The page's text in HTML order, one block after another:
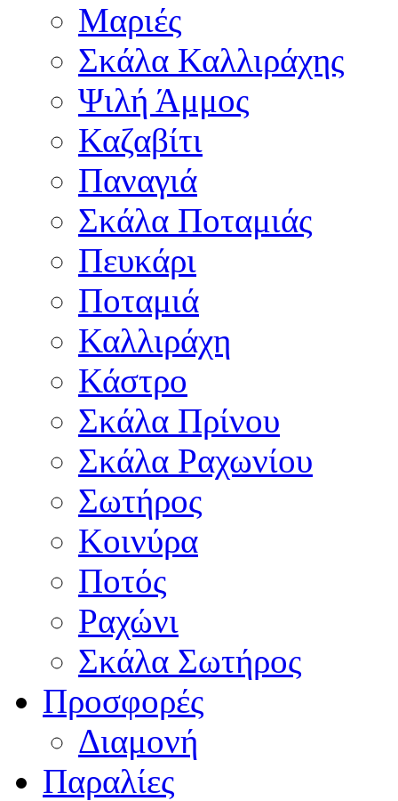
Μαριές
Σκάλα Καλλιράχης
Ψιλή Άμμος
Καζαβίτι
Παναγιά
Σκάλα Ποταμιάς
Πευκάρι
Ποταμιά
Καλλιράχη
Κάστρο
Σκάλα Πρίνου
Σκάλα Ραχωνίου
Σωτήρος
Κοινύρα
Ποτός
Ραχώνι
Σκάλα Σωτήρος
Προσφορές
Διαμονή
Παραλίες